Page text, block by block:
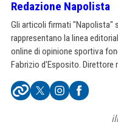
Redazione Napolista
Gli articoli firmati "Napolista"
rappresentano la linea
online di opinione sportiva
Fabrizio d'Esposito. Direttore